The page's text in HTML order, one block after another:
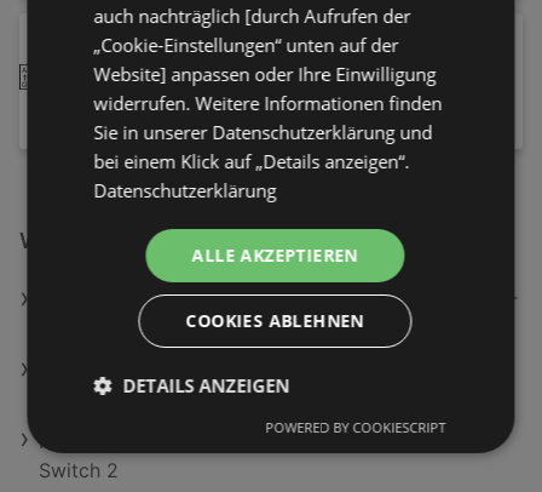
Samsung Galaxy S25 FE, 128 GB,
Jetblack, Dual SIM
529,00 €
ENERGIEEFFIZIENZ
A
G
Weiterführende Links
Epson EH-TW840 leistungsstarker Full-HD Projektor
für Geschäfts- und Heimpräsentationen; Beamer
Monopoly: Star Wars Heroes vs. Villains - Nintendo
Switch 2 [Game key card]
Nintendo Pro Controller Schwarz für Nintendo
Switch 2
auch nachträglich [durch Aufrufen der
„Cookie-Einstellungen“ unten auf der
Website] anpassen oder Ihre Einwilligung
widerrufen. Weitere Informationen finden
Sie in unserer Datenschutzerklärung und
bei einem Klick auf „Details anzeigen“.
Datenschutzerklärung
ALLE AKZEPTIEREN
COOKIES ABLEHNEN
DETAILS ANZEIGEN
POWERED BY COOKIESCRIPT